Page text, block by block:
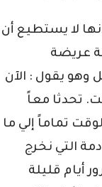
لا يستطيع أن
عريضة
وهو يقول : الآن
تحدثا معاً
تماماً إلي ما
التي نخرج
أيام قليلة